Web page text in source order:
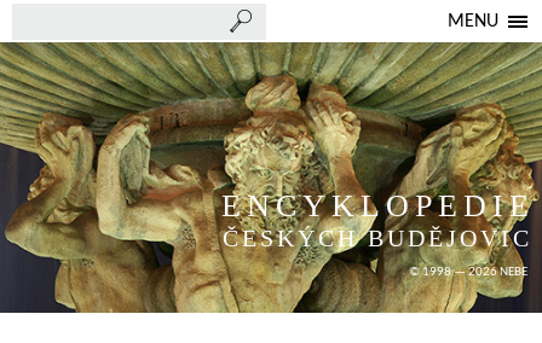
MENU
ENCYKLOPEDIE
ČESKÝCH BUDĚJOVIC
© 1998 — 2026 NEBE